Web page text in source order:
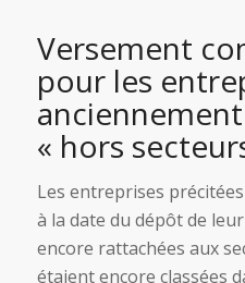
Versement
pour les
« hors
Les entreprises
à la date du dépôt de
encore rattachées aux
étaient encore classées